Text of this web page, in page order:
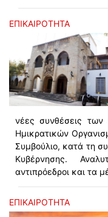
ΕΠΙΚΑΙΡΟΤΗΤΑ
νέες συνθέσεις των
Ημικρατικών
Συμβούλιο, κατά τη
Κυβέρνησης.
αντιπρόεδροι και τα
ΕΠΙΚΑΙΡΟΤΗΤΑ